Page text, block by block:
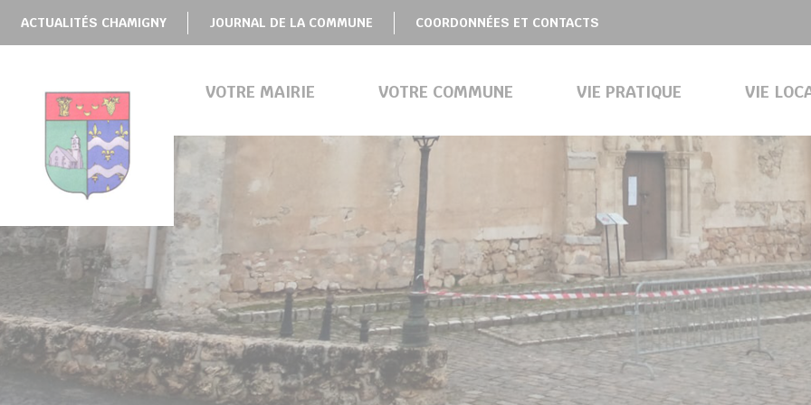
( VOTRE MAIRIE )
( VOTRE COMMUNE )
( VIE PRATIQUE )
ACTUALITÉS CHAMIGNY JOURNAL DE LA COMMUNE COORDONNÉES ET CONTACTS
VOTRE MAIRIE VOTRE COMMUNE VIE PRATIQUE VIE
Panneau de gestion des cookies